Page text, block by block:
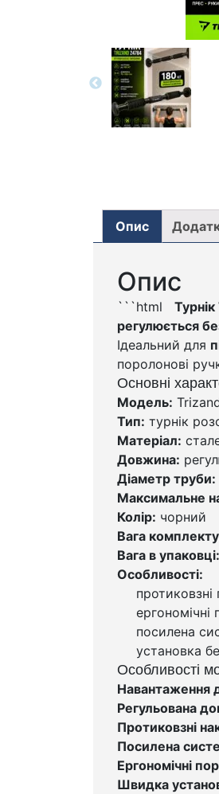
Опис
Опис
```html
регулюється
Ідеальний для
поролонові
Основні
Модель:
Тип: турнік
Матеріал:
Довжина:
Діаметр труби:
Максимальне
Колір: чорний
Вага
Вага в упаковці:
Особливості:
протиковзні
ергономічні
посилена
установка
Особливості
Навантаження
Регульована
Протиковзні
Посилена
Ергономічні
Швидка